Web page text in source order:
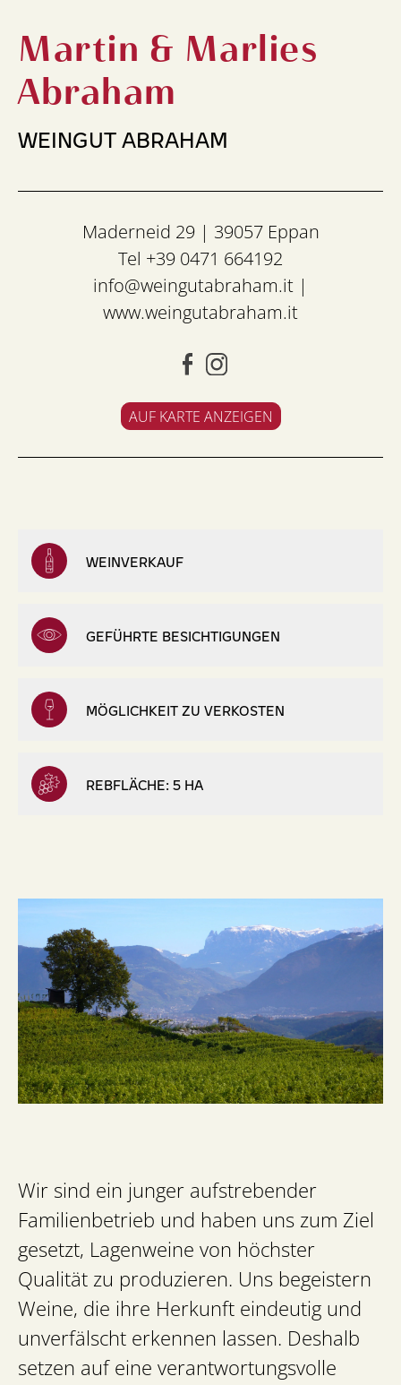
Martin & Marlies
Abraham
WEINGUT ABRAHAM
Maderneid 29 | 39057 Eppan
Tel +39 0471 664192
info@weingutabraham.it |
www.weingutabraham.it
AUF KARTE ANZEIGEN
WEINVERKAUF
GEFÜHRTE BESICHTIGUNGEN
MÖGLICHKEIT ZU VERKOSTEN
REBFLÄCHE: 5 HA
Wir sind ein junger aufstrebender
Familienbetrieb und haben uns zum Ziel
gesetzt, Lagenweine von höchster
Qualität zu produzieren. Uns begeistern
Weine, die ihre Herkunft eindeutig und
unverfälscht erkennen lassen. Deshalb
setzen auf eine verantwortungsvolle